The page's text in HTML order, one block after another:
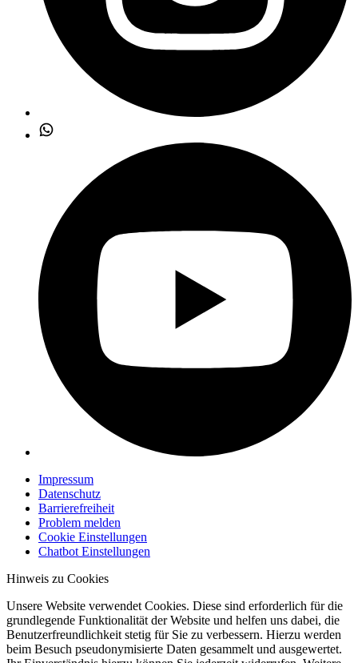
Impressum
Datenschutz
Barrierefreiheit
Problem melden
Cookie Einstellungen
Chatbot Einstellungen
Hinweis zu Cookies
Unsere Website verwendet Cookies. Diese sind erforderlich für die
grundlegende Funktionalität der Website und helfen uns dabei, die
Benutzerfreundlichkeit stetig für Sie zu verbessern. Hierzu werden
beim Besuch pseudonymisierte Daten gesammelt und ausgewertet.